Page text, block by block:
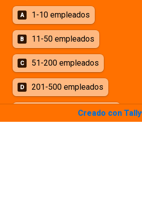
A 1-10 empleados
B 11-50 empleados
C 51-200 empleados
D 201-500 empleados
Más de 500 empleados
Creado con Tally